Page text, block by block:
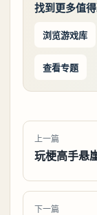
找到更多值
浏览游戏库
查看专题
上一篇
玩梗高手悬
下一篇